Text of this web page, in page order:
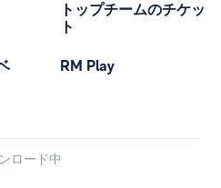
トップチームのチケッ
ト
RM Play
ロード中